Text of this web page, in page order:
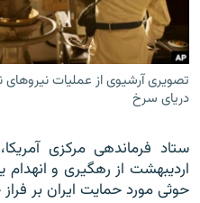
تصویری آرشیوی از عملیات نیروهای
دریای سرخ
اردیبهشت از رهگیری و انهدام
حوثی‌ مورد حمایت ایران بر